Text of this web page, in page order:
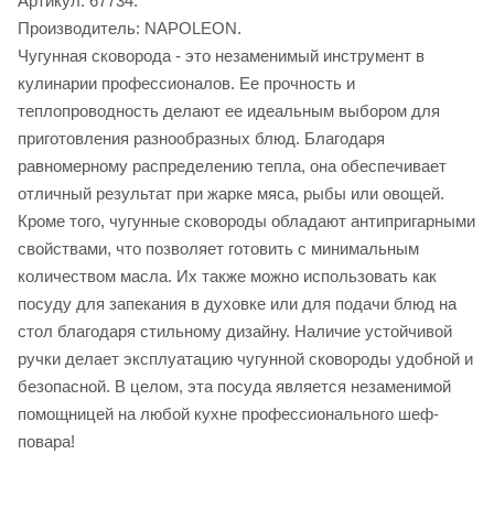
Производитель: NAPOLEON.
Чугунная сковорода - это незаменимый инструмент в
кулинарии профессионалов. Ее прочность и
теплопроводность делают ее идеальным выбором для
приготовления разнообразных блюд. Благодаря
равномерному распределению тепла, она обеспечивает
отличный результат при жарке мяса, рыбы или овощей.
Кроме того, чугунные сковороды обладают антипригарными
свойствами, что позволяет готовить с минимальным
количеством масла. Их также можно использовать как
посуду для запекания в духовке или для подачи блюд на
стол благодаря стильному дизайну. Наличие устойчивой
ручки делает эксплуатацию чугунной сковороды удобной и
безопасной. В целом, эта посуда является незаменимой
помощницей на любой кухне профессионального шеф-
повара!